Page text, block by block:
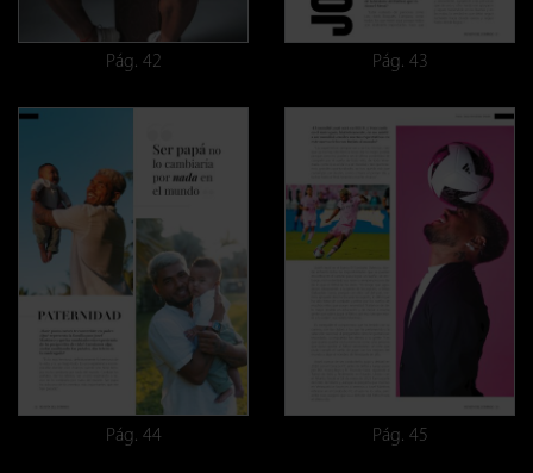
Pág. 42 Pág. 43
Pág. 44 Pág. 45